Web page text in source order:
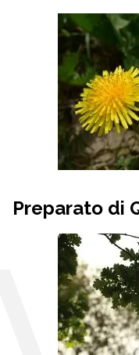
Preparato di